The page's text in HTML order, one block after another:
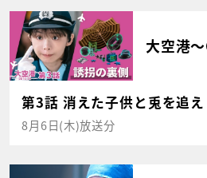
大空港
第3話 消えた子供と兎を追え
8月6日(木)放送分